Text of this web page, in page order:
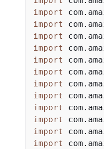
import
import
import
import
import
import
import
import
import
import
import
import